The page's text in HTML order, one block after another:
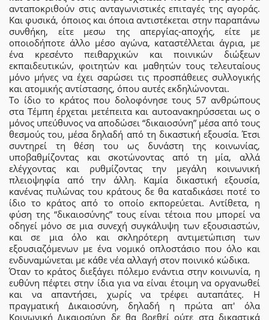
ανταποκριθούν στις ανταγωνιστικές επιταγές της αγοράς.
Και φυσικά, όποιος και όποια αντιστέκεται στην παραπάνω
συνθήκη, είτε μεσω της απεργίας-αποχής, είτε με
οποιοδήποτε άλλο μέσο αγώνα, καταστέλλεται άγρια, με
ένα κρεσέντο πειθαρχικών και ποινικών διώξεων
εκπαιδευτικών, φοιτητών και μαθητών τους τελευταίους
μόνο μήνες να έχει σαρώσει τις προσπάθειες συλλογικής
και ατομικής αντίστασης, όπου αυτές εκδηλώνονται.
Το ίδιο το κράτος που δολοφόνησε τους 57 ανθρώπους
στα Τέμπη έρχεται μετέπειτα και αυτοανακηρύσσεται ως ο
μόνος υπεύθυνος να αποδώσει “δικαιοσύνη” μέσα από τους
θεσμούς του, μέσα δηλαδή από τη δικαστική εξουσία. Έτσι
συντηρεί τη θέση του ως δυνάστη της κοινωνίας,
υποβαθμίζοντας και σκοτώνοντας από τη μία, αλλά
ελέγχοντας και ρυθμίζοντας την μεγάλη κοινωνική
πλειοψηφία από την άλλη. Καμία δικαστική εξουσία,
κανένας πυλώνας του κράτους δε θα καταδικάσει ποτέ το
ίδιο το κράτος από το οποίο εκπορεύεται. Αντίθετα, η
φύση της “δικαιοσύνης” τους είναι τέτοια που μπορεί να
οδηγεί μόνο σε μια συνεχή συγκάλυψη των εξουσιαστών,
και σε μια όλο και σκληρότερη αντιμετώπιση των
εξουσιαζόμενων με ένα νομικό οπλοστάσιο που όλο και
ενδυναμώνεται με κάθε νέα αλλαγή στον ποινικό κώδικα.
Όταν το κράτος διεξάγει πόλεμο ενάντια στην κοινωνία, η
ευθύνη πέφτει στην ίδια για να είναι έτοιμη να οργανωθεί
και να απαντήσει, χωρίς να τρέφει αυταπάτες. Η
πραγματική Δικαιοσύνη, δηλαδή η πρώτα απ' όλα
Κοινωνική Δικαιοσύνη δε θα βρεθεί ούτε στα δικαστικά